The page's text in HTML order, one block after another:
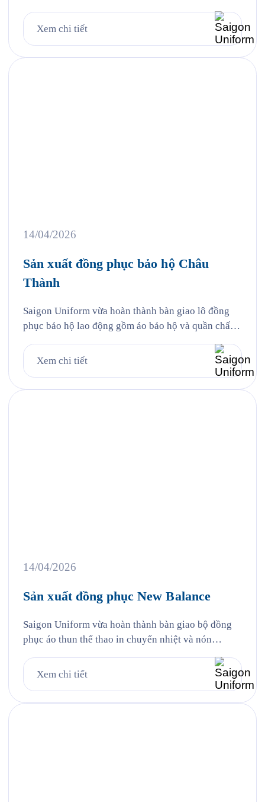
nét, áo đồng phục không chỉ đảm bảo tính năng mặc
hàng ngày mà còn trở thành công cụ nhận diện
Xem chi tiết
14/04/2026
Sản xuất đồng phục bảo hộ Châu
Thành
Saigon Uniform vừa hoàn thành bàn giao lô đồng
phục bảo hộ lao động gồm áo bảo hộ và quần chất
Châu Thành (Châu Thành Petro) — một trong
những thương nhân phân phối xăng dầu lớn tại khu
Xem chi tiết
14/04/2026
Sản xuất đồng phục New Balance
Saigon Uniform vừa hoàn thành bàn giao bộ đồng
phục áo thun thể thao in chuyển nhiệt và nón
Balance Việt Nam — đại diện của thương hiệu thể
thao Mỹ được thành lập từ năm 1906 tại Boston,
Xem chi tiết